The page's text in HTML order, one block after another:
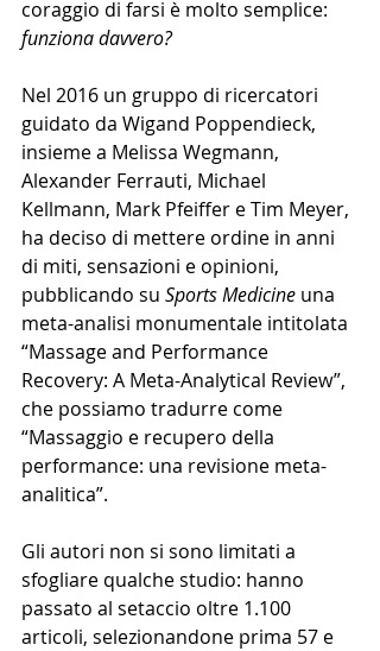
coraggio di farsi è molto semplice:
funziona davvero?
Nel 2016 un gruppo di ricercatori
guidato da Wigand Poppendieck,
insieme a Melissa Wegmann,
Alexander Ferrauti, Michael
Kellmann, Mark Pfeiffer e Tim Meyer,
ha deciso di mettere ordine in anni
di miti, sensazioni e opinioni,
pubblicando su Sports Medicine una
meta-analisi monumentale intitolata
“Massage and Performance
Recovery: A Meta-Analytical Review”,
che possiamo tradurre come
“Massaggio e recupero della
performance: una revisione meta-
analitica”.
Gli autori non si sono limitati a
sfogliare qualche studio: hanno
passato al setaccio oltre 1.100
articoli, selezionandone prima 57 e